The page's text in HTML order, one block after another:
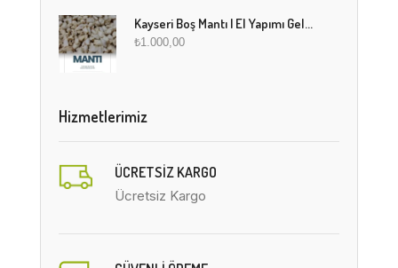
Kayseri Boş Mantı | El Yapımı Geleneksel Fırınlanmış Mantı
₺1.000,00
Hizmetlerimiz
ÜCRETSIZ KARGO
Ücretsiz Kargo